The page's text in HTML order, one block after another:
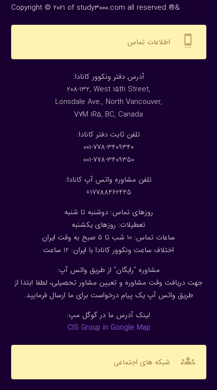
Copyright © 2021 of study3000.com all reserved ®&
settings_cell اطلاعات تماس
:آدرس دفتر ونکوور کانادا
208-132, West 15th Street,
Lonsdale Ave., North Vancouver,
V7M 1R5, BC, Canada
:تلفن ثابت دفتر کانادا
001-778-3409340
001-778-3409350
تلفن مشاوره واتس آپ کانادا:
17788462445+
روزهای تماس: دوشنبه تا شنبه
تعطیلات: روزهای یکشنبه
ساعات تماس: 10 شب تا 5 صبح به وقت ایران
اختلاف ساعت ونکوور کانادا با ایران: 1 2 ساعت
مشاوره “رایگان” از طریق واتس آپ:
جهت دریافت وقت مشاوره و تعیین مشاور تحصیلی، لطفا ابتدا از
طریق واتس آپ یک پیام درخواست برای ما ارسال فرمایید.
لینک آدرس ما در گوگل مپ:
CIS Group in Google Map
groups شبکه های اجتماعی